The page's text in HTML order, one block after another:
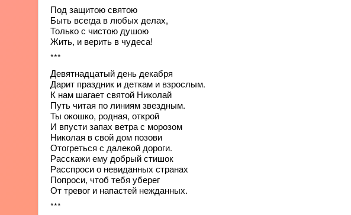
Под защитою святою
Быть всегда в любых делах,
Только с чистою душою
Жить, и верить в чудеса!
***
Девятнадцатый день декабря
Дарит праздник и деткам и взрослым.
К нам шагает святой Николай
Путь читая по линиям звездным.
Ты окошко, родная, открой
И впусти запах ветра с морозом
Николая в свой дом позови
Отогреться с далекой дороги.
Расскажи ему добрый стишок
Расспроси о невиданных странах
Попроси, чтоб тебя уберег
От тревог и напастей нежданных.
***